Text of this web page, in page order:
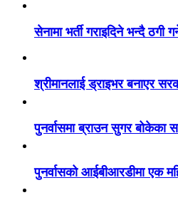
सेनामा भर्ती गराइदिने भन्दै ठगी
श्रीमानलाई ड्राइभर बनाएर
पुनर्वासमा ब्राउन सुगर
पुनर्वासको आईबीआरडीमा एक